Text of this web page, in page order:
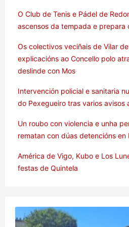
O Club de Tenis e Pádel de
ascensos da tempada e prepara
Os colectivos veciñais de Vilar
explicacións ao Concello polo
deslinde con Mos
Intervención policial e sanitaria
do Pexegueiro tras varios avisos
Un roubo con violencia e unha
rematan con dúas detencións en
América de Vigo, Kubo e Los
festas de Quintela